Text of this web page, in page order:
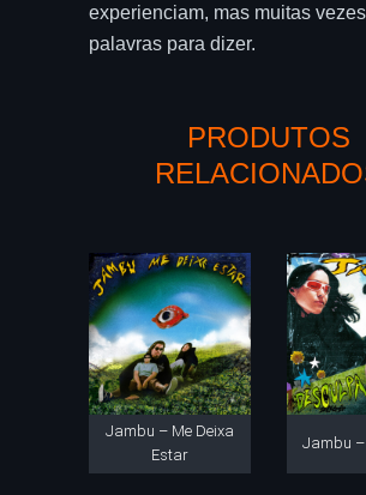
experienciam, mas muitas
palavras para dizer.
PRODUTOS
Jambu – Me Deixa
Estar
Jambu